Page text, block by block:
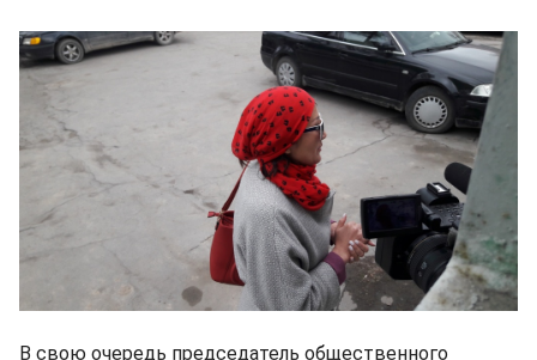
В свою очередь председатель общественного